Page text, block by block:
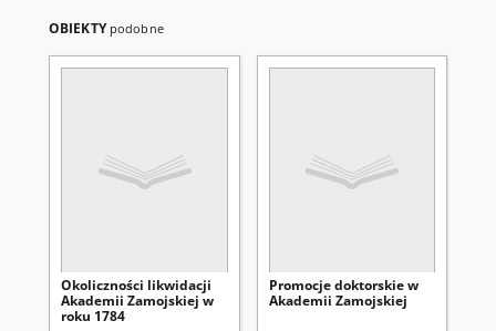
OBIEKTY podobne
Okoliczności likwidacji
Akademii Zamojskiej w
roku 1784
Promocje doktorskie w
Akademii Zamojskiej